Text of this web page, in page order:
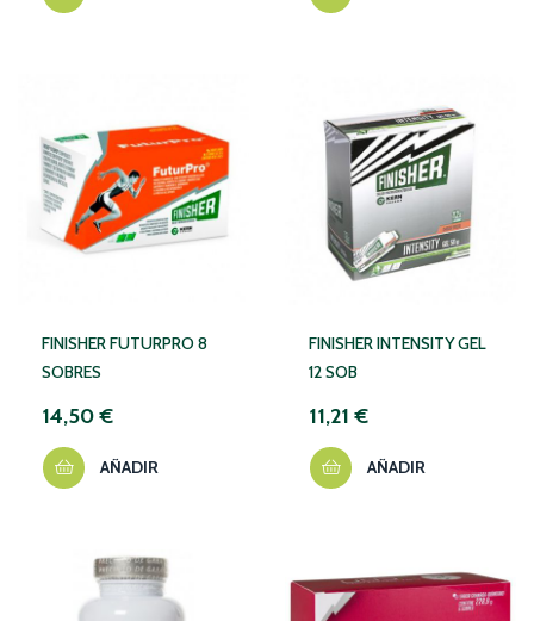
FINISHER FUTURPRO 8
SOBRES
14,50 €
AÑADIR
FINISHER INTENSITY GEL
12 SOB
11,21 €
AÑADIR